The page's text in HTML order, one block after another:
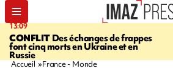
13:09
CONFLIT Des échanges de frappes
font cinq morts en Ukraine et en
Russie
Accueil France - Monde